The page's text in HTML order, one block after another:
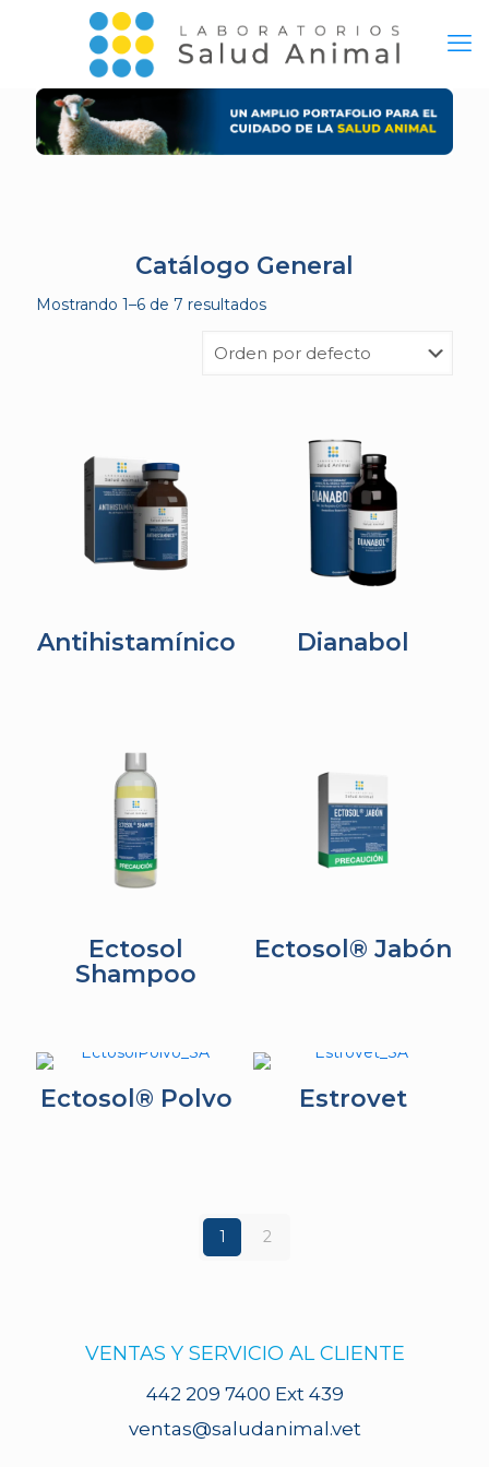
Catálogo General
Mostrando 1–6 de 7 resultados
Antihistamínico Dianabol
Ectosol
Shampoo
Ectosol® Jabón
Ectosol® Polvo Estrovet
1 2
VENTAS Y SERVICIO AL CLIENTE
442 209 7400 Ext 439
ventas@saludanimal.vet